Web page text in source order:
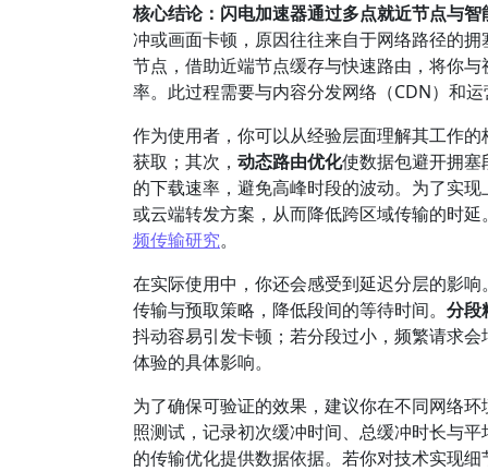
核心结论：闪电加速器通过多点就近节点与
冲或画面卡顿，原因往往来自于网络路径的
节点，借助近端节点缓存与快速路由，将你
率。此过程需要与内容分发网络（CDN）和
作为使用者，你可以从经验层面理解其工作
获取；其次， 动态路由优化使数据包避开拥
的下载速率，避免高峰时段的波动。为了实
或云端转发方案，从而降低跨区域传输的时
频传输研究。
在实际使用中，你还会感受到延迟分层的影
传输与预取策略，降低段间的等待时间。 分段
抖动容易引发卡顿；若分段过小，频繁请求
体验的具体影响。
为了确保可验证的效果，建议你在不同网络
照测试，记录初次缓冲时间、总缓冲时长与
的传输优化提供数据依据。若你对技术实现